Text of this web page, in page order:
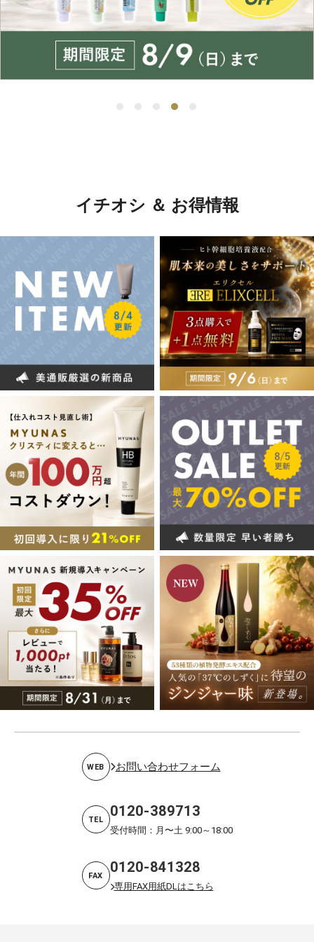
イチオシ ＆ お得情報
WEB お問い合わせフォーム
TEL 0120-389713
受付時間：月〜土 9:00～18:00
FAX 0120-841328
専用FAX用紙DLはこちら